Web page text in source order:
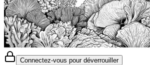
Connectez-vous pour déverrouiller